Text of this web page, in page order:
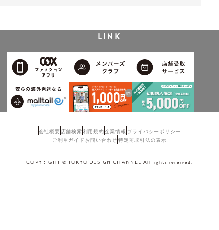
LINK
会社概要 店舗検索利用規約企業情報 プライバシーポリシー
ご利用ガイド お問い合わせ 特定商取引法の表示
COPYRIGHT © TOKYO DESIGN CHANNEL All rights reserved.